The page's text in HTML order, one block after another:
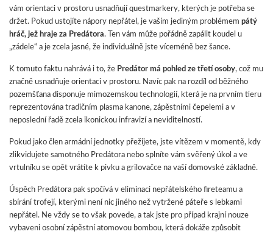
vám orientaci v prostoru usnadňují questmarkery, kterých je potřeba se
držet. Pokud ustojíte nápory nepřátel, je vaším jediným problémem pátý
hráč, jež hraje za Predátora. Ten vám může pořádně zapálit koudel u
„zádele“ a je zcela jasné, že individuálně jste víceméně bez šance.
K tomuto faktu nahrává i to, že Predátor má pohled ze třetí osoby, což mu
značně usnadňuje orientaci v prostoru. Navíc pak na rozdíl od běžného
pozemšťana disponuje mimozemskou technologií, která je na prvním tieru
reprezentována tradičním plasma kanone, zápěstními čepelemi a v
neposlední řadě zcela ikonickou infravizí a neviditelností.
Pokud jako člen armádní jednotky přežijete, jste vítězem v momentě, kdy
zlikvidujete samotného Predátora nebo splníte vám svěřený úkol a ve
vrtulníku se opět vrátíte k pivku a grilovačce na vaší domovské základně.
Úspěch Predátora pak spočívá v eliminaci nepřátelského fireteamu a
sbírání trofejí, kterými není nic jiného než vytržené páteře s lebkami
nepřátel. Ne vždy se to však povede, a tak jste pro případ krajní nouze
vybaveni osobní zápěstní atomovou bombou, která dokáže způsobit